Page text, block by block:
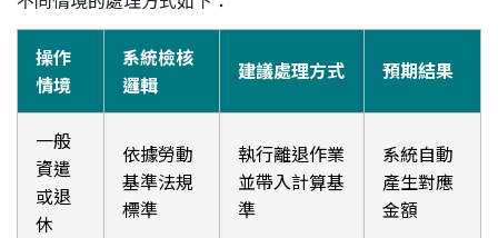
操作
情境
系統檢核
邏輯
建議處理方式 預期結果
一般
資遣
或退
休
依據勞動
基準法規
標準
執行離退作業
並帶入計算基
準
系統自動
產生對應
金額